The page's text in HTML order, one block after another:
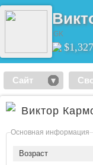
GK
Сайт
Виктор
Основная информация
Возраст